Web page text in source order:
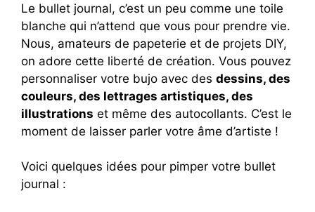
Le bullet journal, c’est un peu comme une toile
blanche qui n’attend que vous pour prendre vie.
Nous, amateurs de papeterie et de projets DIY,
on adore cette liberté de création. Vous pouvez
personnaliser votre bujo avec des dessins, des
couleurs, des lettrages artistiques, des
illustrations et même des autocollants. C’est le
moment de laisser parler votre âme d’artiste !
Voici quelques idées pour pimper votre bullet
journal :